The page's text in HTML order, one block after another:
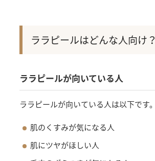
ララピールはどんな人向け？
ララピールが向いている人
ララピールが向いている人は以下です。
肌のくすみが気になる人
肌にツヤがほしい人